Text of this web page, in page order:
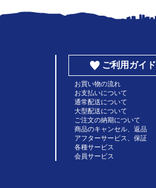
ご利用ガイド
お買い物の流れ
お支払いについて
通常配送について
大型配送について
ご注文の納期について
商品のキャンセル、返品
アフターサービス、保証
各種サービス
会員サービス